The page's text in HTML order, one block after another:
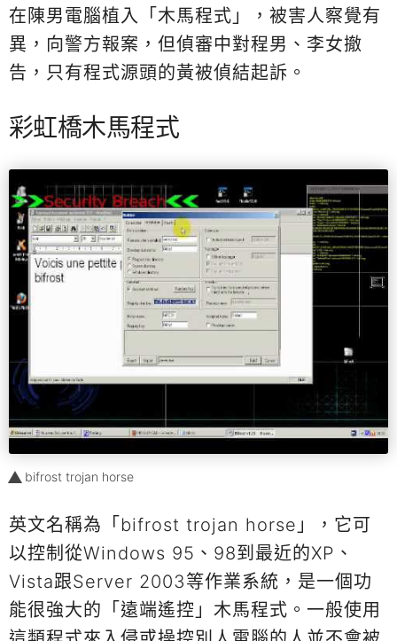
在陳男電腦植入「木馬程式」，被害人察覺有
異，向警方報案，但偵審中對程男、李女撤
告，只有程式源頭的黃被偵結起訴。
彩虹橋木馬程式
bifrost trojan horse
英文名稱為「bifrost trojan horse」，它可
以控制從Windows 95、98到最近的XP、
Vista跟Server 2003等作業系統，是一個功
能很強大的「遠端遙控」木馬程式。一般使用